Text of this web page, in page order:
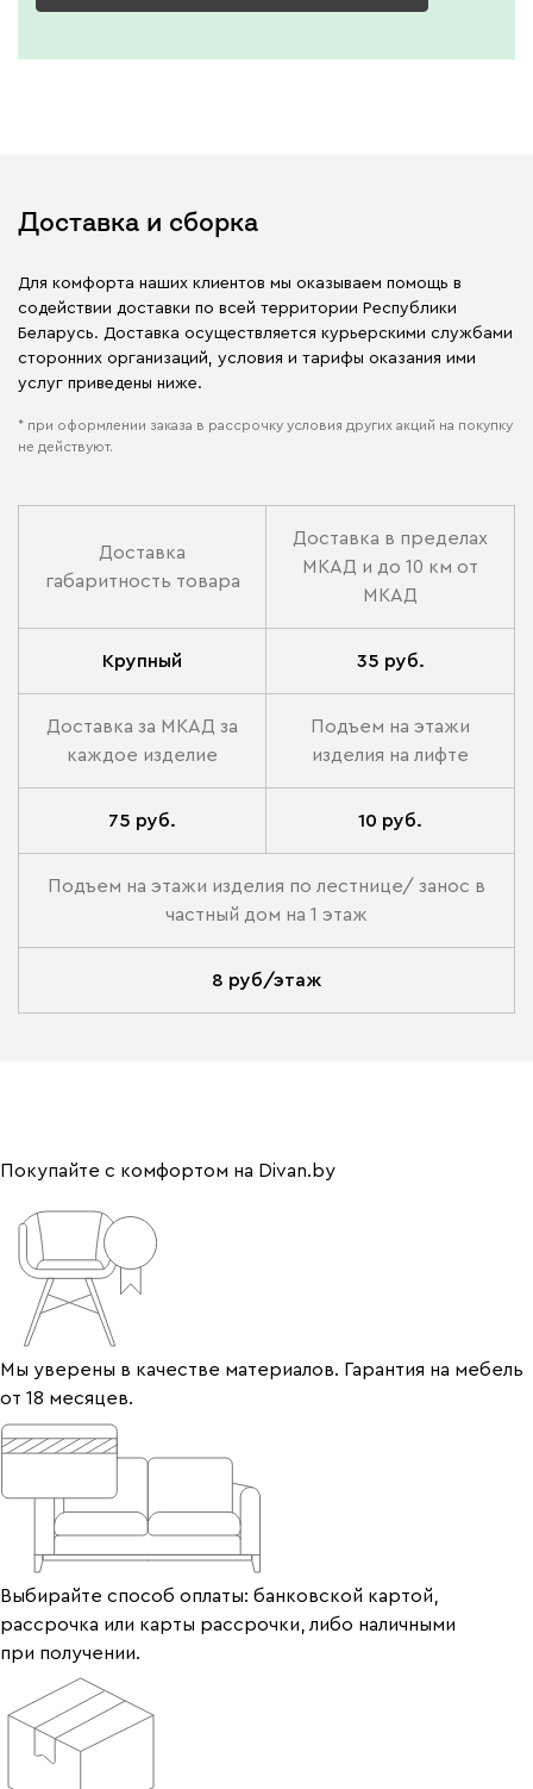
Доставка и сборка
Для комфорта наших клиентов мы оказываем помощь в
содействии доставки по всей территории Республики
Беларусь. Доставка осуществляется курьерскими службами
сторонних организаций, условия и тарифы оказания ими
услуг приведены ниже.
* при оформлении заказа в рассрочку условия других акций на покупку
не действуют.
Доставка
габаритность товара
Доставка в пределах
МКАД и до 10 км от
МКАД
Крупный 35 руб.
Доставка за МКАД за
каждое изделие
Подъем на этажи
изделия на лифте
75 руб. 10 руб.
Подъем на этажи изделия по лестнице/ занос в
частный дом на 1 этаж
8 руб/этаж
Покупайте с комфортом на Divan.by
Мы уверены в качестве материалов. Гарантия на мебель
от 18 месяцев.
Выбирайте способ оплаты: банковской картой,
рассрочка или карты рассрочки, либо наличными
при получении.